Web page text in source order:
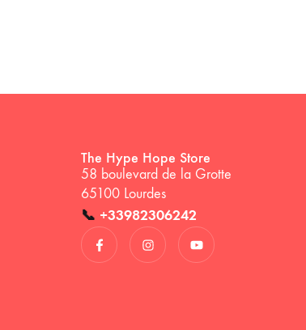
The Hype Hope Store
58 boulevard de la Grotte
65100 Lourdes
📞 +33982306242